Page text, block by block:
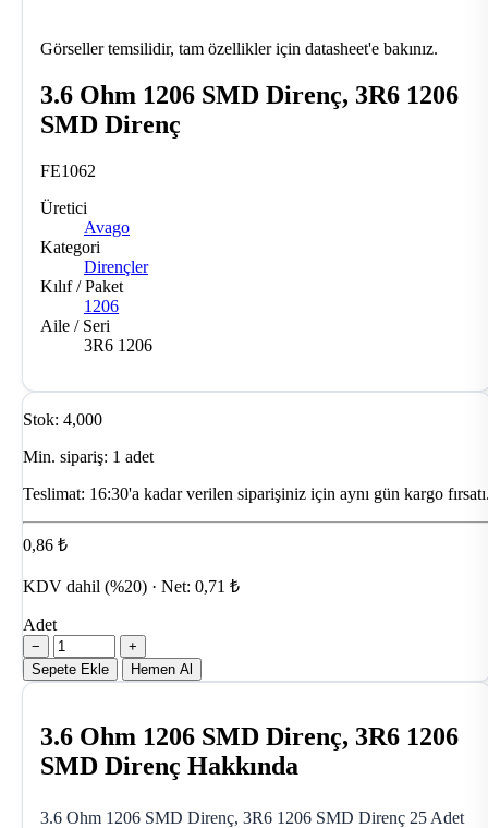
Görseller temsilidir, tam özellikler için datasheet'e bakınız.
3.6 Ohm 1206 SMD Direnç, 3R6 1206
SMD Direnç
FE1062
Üretici
Avago
Kategori
Dirençler
Kılıf / Paket
1206
Aile / Seri
3R6 1206
Stok: 4,000
Min. sipariş: 1 adet
Teslimat: 16:30'a kadar verilen siparişiniz için aynı gün kargo
0,86 ₺
KDV dahil (%20) · Net: 0,71 ₺
Adet
−
+
Sepete Ekle
Hemen Al
3.6 Ohm 1206 SMD Direnç, 3R6 1206
SMD Direnç Hakkında
3.6 Ohm 1206 SMD Direnç, 3R6 1206 SMD Direnç 25 Adet